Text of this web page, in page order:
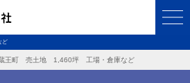
ど
王町 売土地 1,460坪 工場・倉庫など